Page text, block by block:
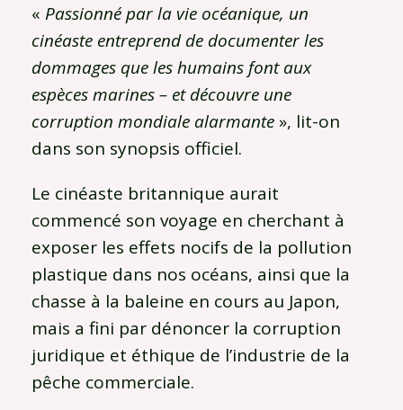
« Passionné par la vie océanique, un
cinéaste entreprend de documenter les
dommages que les humains font aux
espèces marines – et découvre une
corruption mondiale alarmante », lit-on
dans son synopsis officiel.
Le cinéaste britannique aurait
commencé son voyage en cherchant à
exposer les effets nocifs de la pollution
plastique dans nos océans, ainsi que la
chasse à la baleine en cours au Japon,
mais a fini par dénoncer la corruption
juridique et éthique de l’industrie de la
pêche commerciale.